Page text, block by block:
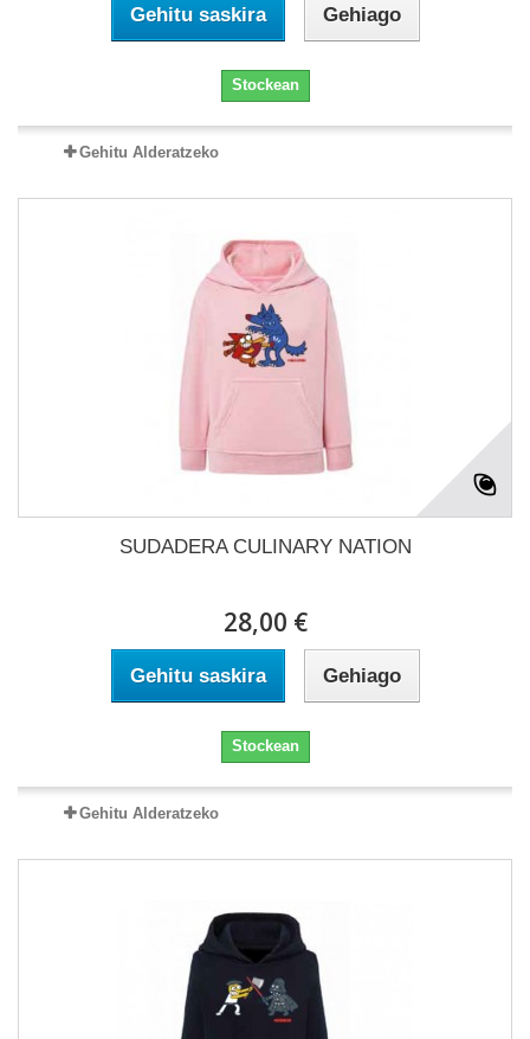
Gehitu saskira Gehiago
Stockean
Gehitu Alderatzeko
SUDADERA CULINARY NATION
28,00 €
Gehitu saskira Gehiago
Stockean
Gehitu Alderatzeko